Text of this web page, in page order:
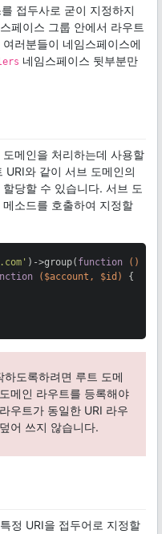
접두사로 굳이 지정하지
페이스 그룹 안에서 라우트
러분들이 네임스페이스에
네임스페이스 뒷부분만
메인을 처리하는데 사용할
URI와 같이 서브 도메인의
당할 수 있습니다. 서브 도
메소드를 호출하여 지정할
)->group( function ()
($account, $id)
{
도록하려면 루트 도메
메인 라우트를 등록해야
우트가 동일한 URI 라우
어 쓰지 않습니다.
정 URI을 접두어로 지정할